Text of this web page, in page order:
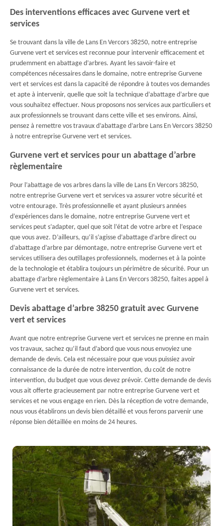
Des interventions efficaces avec Gurvene vert et
services
Se trouvant dans la ville de Lans En Vercors 38250, notre entreprise
Gurvene vert et services est reconnue pour intervenir efficacement et
prudemment en abattage d’arbres. Ayant les savoir-faire et
compétences nécessaires dans le domaine, notre entreprise Gurvene
vert et services est dans la capacité de répondre à toutes vos demandes
et apte à intervenir, quelle que soit la technique d’abattage d’arbre que
vous souhaitez effectuer. Nous proposons nos services aux particuliers et
aux professionnels se trouvant dans cette ville et ses environs. Ainsi,
pensez à remettre vos travaux d’abattage d’arbre Lans En Vercors 38250
à notre entreprise Gurvene vert et services.
Gurvene vert et services pour un abattage d’arbre
règlementaire
Pour l’abattage de vos arbres dans la ville de Lans En Vercors 38250,
notre entreprise Gurvene vert et services va assurer votre sécurité et
votre entourage. Très professionnelle et ayant plusieurs années
d’expériences dans le domaine, notre entreprise Gurvene vert et
services peut s’adapter, quel que soit l’état de votre arbre et l’espace
que vous avez. D’ailleurs, qu’il s’agisse d’abattage d’arbre direct ou
d’abattage d’arbre par démontage, notre entreprise Gurvene vert et
services utilisera des outillages professionnels, modernes et à la pointe
de la technologie et établira toujours un périmètre de sécurité. Pour un
abattage d’arbre règlementaire à Lans En Vercors 38250, faites appel à
Gurvene vert et services.
Devis abattage d’arbre 38250 gratuit avec Gurvene
vert et services
Avant que notre entreprise Gurvene vert et services ne prenne en main
vos travaux, sachez qu’il faut d’abord que vous nous envoyiez une
demande de devis. Cela est nécessaire pour que vous puissiez avoir
connaissance de la durée de notre intervention, du coût de notre
intervention, du budget que vous devez prévoir. Cette demande de devis
vous ait offerte gracieusement par notre entreprise Gurvene vert et
services et ne vous engage en rien. Dès la réception de votre demande,
nous vous établirons un devis bien détaillé et vous ferons parvenir une
réponse bien détaillée en moins de 24 heures.